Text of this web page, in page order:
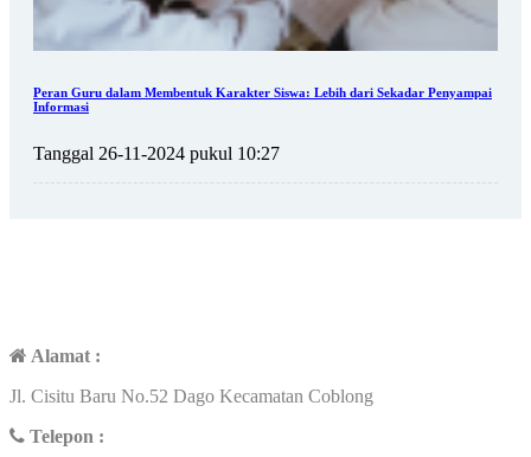
Peran Guru dalam Membentuk Karakter Siswa: Lebih dari Sekadar Penyampai
Informasi
Tanggal 26-11-2024 pukul 10:27
Alamat :
Jl. Cisitu Baru No.52 Dago Kecamatan Coblong
Telepon :